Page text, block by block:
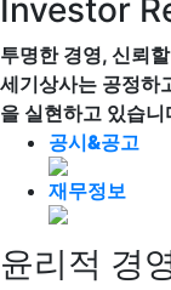
Investor
투명한 경영, 신뢰
세기상사는 공정하
을 실현하고 있습니
공시&공고
재무정보
윤리적 경